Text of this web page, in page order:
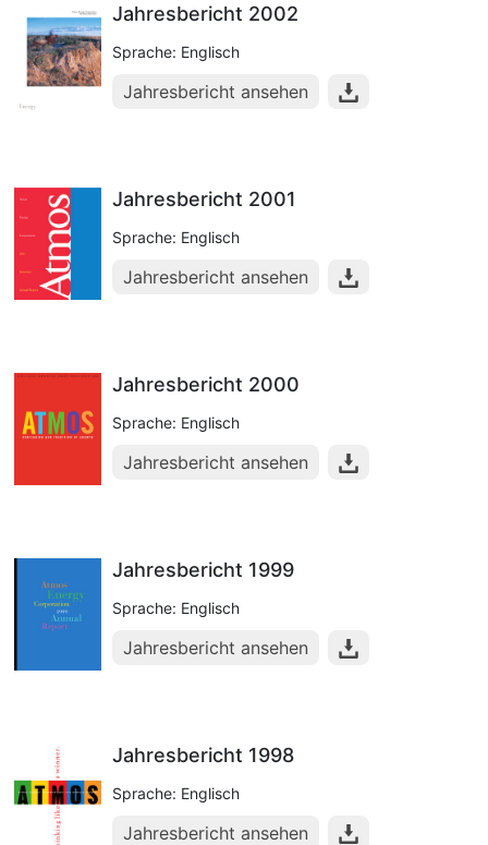
Jahresbericht 2002
Sprache: Englisch
Jahresbericht ansehen
Jahresbericht 2001
Sprache: Englisch
Jahresbericht ansehen
Jahresbericht 2000
Sprache: Englisch
Jahresbericht ansehen
Jahresbericht 1999
Sprache: Englisch
Jahresbericht ansehen
Jahresbericht 1998
Sprache: Englisch
Jahresbericht ansehen